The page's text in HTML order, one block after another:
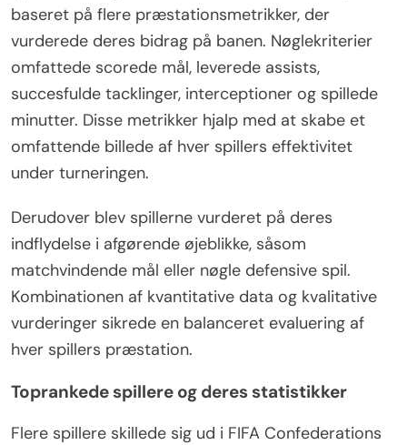
baseret på flere præstationsmetrikker, der
vurderede deres bidrag på banen. Nøglekriterier
omfattede scorede mål, leverede assists,
succesfulde tacklinger, interceptioner og spillede
minutter. Disse metrikker hjalp med at skabe et
omfattende billede af hver spillers effektivitet
under turneringen.
Derudover blev spillerne vurderet på deres
indflydelse i afgørende øjeblikke, såsom
matchvindende mål eller nøgle defensive spil.
Kombinationen af kvantitative data og kvalitative
vurderinger sikrede en balanceret evaluering af
hver spillers præstation.
Toprankede spillere og deres statistikker
Flere spillere skillede sig ud i FIFA Confederations